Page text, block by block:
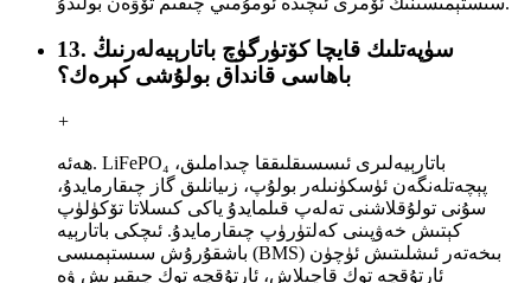
13. سۈپەتلىك قايچا كۆتۈرگۈچ باتارېيەلەرنىڭ
باھاسى قانداق بولۇشى كېرەك؟
+
ھەئە. LiFePO₄ باتارېيەلىرى ئىسسىقلىققا چىداملىق،
پېچەتلەنگەن ئۈسكۈنىلەر بولۇپ، زىيانلىق گاز چىقارمايدۇ،
سۇنى تولۇقلاشنى تەلەپ قىلمايدۇ ياكى كىسلاتا تۆكۈلۈپ
كېتىش خەۋپىنى كەلتۈرۈپ چىقارمايدۇ. ئىچكى باتارېيە
باشقۇرۇش سىستېمىسى (BMS) بىخەتەر ئىشلىتىش ئۈچۈن
ئارتۇقچە توك قاچىلاش، ئارتۇقچە توك چىقىرىش ۋە